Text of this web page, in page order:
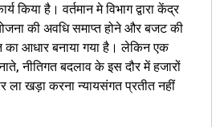
किया है। वर्तमान मे विभाग द्वारा केंद्र
की अवधि समाप्त होने और बजट की
का आधार बनाया गया है। लेकिन एक
नीतिगत बदलाव के इस दौर में हजारों
खड़ा करना न्यायसंगत प्रतीत नहीं